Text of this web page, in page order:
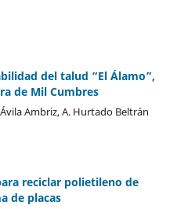
del talud “El Álamo”,
de Mil Cumbres
Ambriz, A. Hurtado Beltrán
reciclar polietileno de
de placas